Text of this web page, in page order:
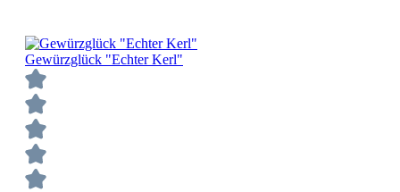
Gewürzglück "Echter Kerl"